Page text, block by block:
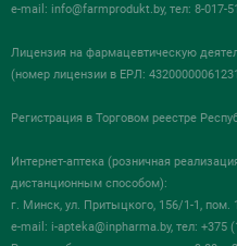
e-mail: info@farmprodukt.by, тел: 8-017-
Лицензия на фармацевтическую
(номер лицензии в ЕРЛ:
Регистрация в Торговом реестре
Интернет-аптека (розничная
дистанционным способом):
г. Минск, ул. Притыцкого, 156/1-1, пом.
e-mail: i-apteka@inpharma.by, тел: +375